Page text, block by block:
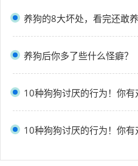
养狗后你多了些什么怪癖？
10种狗狗讨厌的行为！你有
10种狗狗讨厌的行为！你有